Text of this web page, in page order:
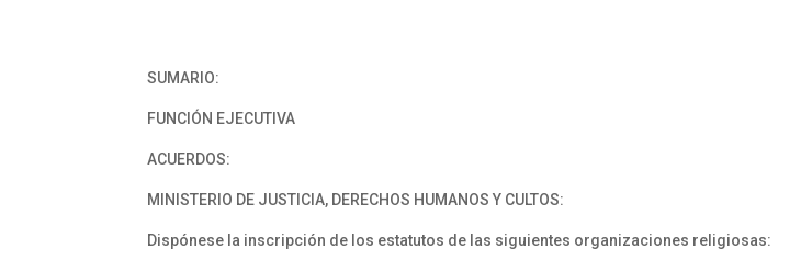
SUMARIO:
FUNCIÓN EJECUTIVA
ACUERDOS:
MINISTERIO DE JUSTICIA, DERECHOS HUMANOS Y CULTOS:
Dispónese la inscripción de los estatutos de las siguientes organizaciones religiosas: